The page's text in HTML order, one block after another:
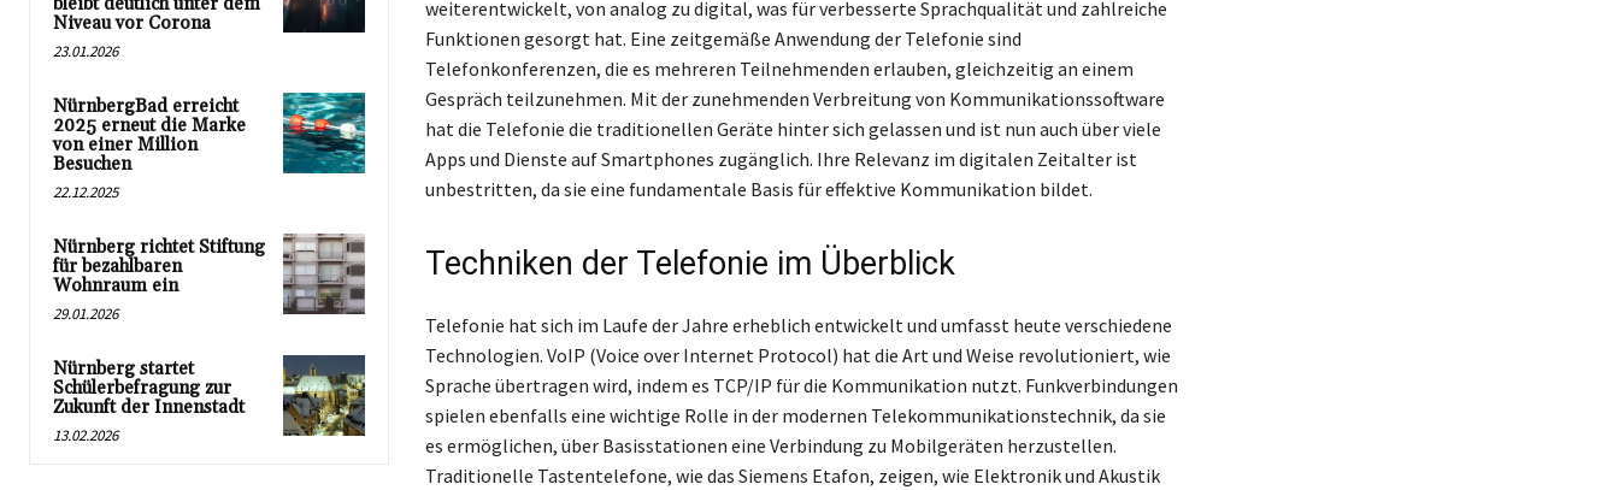
Niveau vor Corona
23.01.2026
NürnbergBad erreicht
2025 erneut die Marke
von einer Million
Besuchen
22.12.2025
Nürnberg richtet Stiftung
für bezahlbaren
Wohnraum ein
29.01.2026
Nürnberg startet
Schülerbefragung zur
Zukunft der Innenstadt
13.02.2026
weiterentwickelt, von analog zu digital, was für verbesserte Sprachqualität und zahlreiche
Funktionen gesorgt hat. Eine zeitgemäße Anwendung der Telefonie sind
Telefonkonferenzen, die es mehreren Teilnehmenden erlauben, gleichzeitig an einem
Gespräch teilzunehmen. Mit der zunehmenden Verbreitung von Kommunikationssoftware
hat die Telefonie die traditionellen Geräte hinter sich gelassen und ist nun auch über viele
Apps und Dienste auf Smartphones zugänglich. Ihre Relevanz im digitalen Zeitalter ist
unbestritten, da sie eine fundamentale Basis für effektive Kommunikation bildet.
Techniken der Telefonie im Überblick
Telefonie hat sich im Laufe der Jahre erheblich entwickelt und umfasst heute verschiedene
Technologien. VoIP (Voice over Internet Protocol) hat die Art und Weise revolutioniert, wie
Sprache übertragen wird, indem es TCP/IP für die Kommunikation nutzt. Funkverbindungen
spielen ebenfalls eine wichtige Rolle in der modernen Telekommunikationstechnik, da sie
es ermöglichen, über Basisstationen eine Verbindung zu Mobilgeräten herzustellen.
Traditionelle Tastentelefone, wie das Siemens Etafon, zeigen, wie Elektronik und Akustik